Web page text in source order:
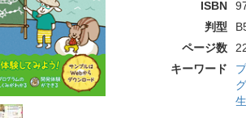
ISBN
判型
ページ数
キーワード
生